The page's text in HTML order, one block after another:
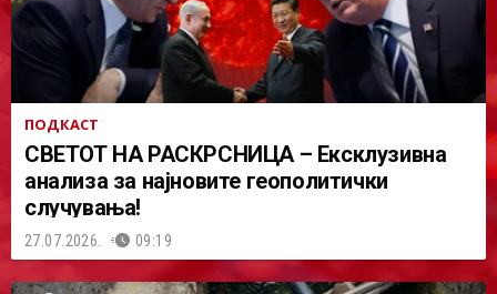
ПОДКАСТ
СВЕТОТ НА РАСКРСНИЦА – Ексклузивна
анализа за најновите геополитички
случувања!
27.07.2026. 09:19